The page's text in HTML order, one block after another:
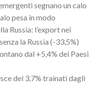
segnano un calo
pesa in modo
Russia: l’export nei
la Russia (-33,5%)
dal +5,4% dei Paesi
del 3,7% trainati dagli